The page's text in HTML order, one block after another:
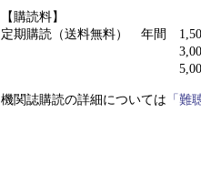
【購読料】
定期購読（送料無料） 年間
3,000円（賛助
5,000円（特別
機関誌購読の詳細については 「難